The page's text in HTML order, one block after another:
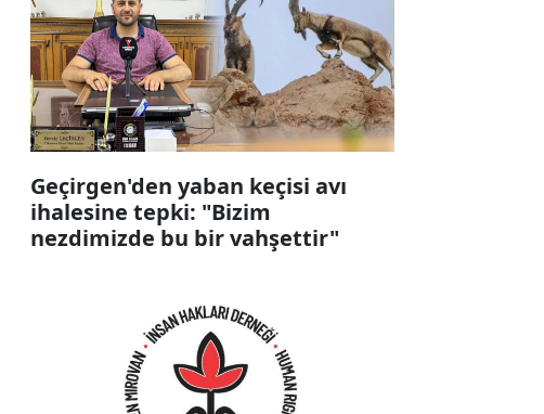
Geçirgen'den yaban keçisi avı
ihalesine tepki: "Bizim
nezdimizde bu bir vahşettir"